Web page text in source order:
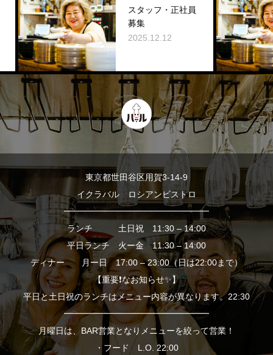
スタッフ・正社員
募集
2025.12.12
東京都世田谷区用賀3-14-9
イクラバル ロシアンビストロ
━━━━━━━━━━━━━━━━━
ランチ 土日祝 11:30 – 14:00
平日ランチ 火ー金 11:30 – 14:00
ディナー 月ー日 17:00 – 23:00（日は22:00まで）
【重要❗️なお知らせ✨】
平日と土日祝のランチはメニュー内容が異なります。22:30
━━━━━━━━━━━━━━━━━
月曜日は、BAR営業となりメニューを絞って営業！
・フード L.O. 22:00